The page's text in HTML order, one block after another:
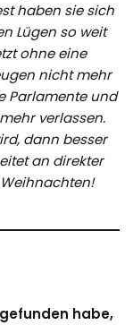
haben sie sich
Lügen so weit
ohne eine
nicht mehr
Parlamente und
verlassen.
dann besser
an direkter
habe,